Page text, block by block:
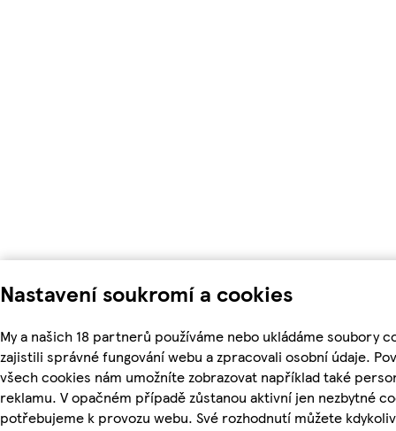
Nastavení soukromí a cookies
My a našich 18 partnerů používáme nebo ukládáme soubory
zajistili správné fungování webu a zpracovali osobní údaje.
všech cookies nám umožníte zobrazovat například také
reklamu. V opačném případě zůstanou aktivní jen nezbytné
potřebujeme k provozu webu. Své rozhodnutí můžete